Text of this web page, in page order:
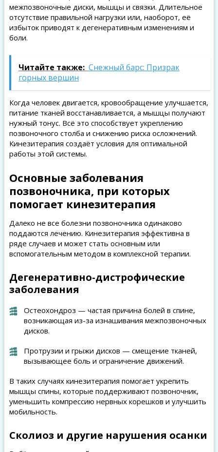
межпозвоночные диски, мышцы и связки. Длительное
отсутствие правильной нагрузки или, наоборот, её
избыток приводят к дегенеративным изменениям и
боли.
Читайте также: Снежный барс: Призрак
горных вершин
Когда человек двигается, кровообращение улучшается,
питание тканей восстанавливается, а мышцы получают
нужный тонус. Всё это способствует укреплению
позвоночного столба и снижению риска осложнений.
Кинезитерапия создаёт условия для оптимальной
работы этой системы.
Основные заболевания
позвоночника, при которых
помогает кинезитерапия
Далеко не все болезни позвоночника одинаково
поддаются лечению. Кинезитерапия эффективна в
ряде случаев и может стать основным или
вспомогательным методом в комплексной терапии.
Дегенеративно-дистрофические
заболевания
Остеохондроз — частая причина болей в спине,
возникающая из-за изнашивания межпозвоночных
дисков.
Протрузии и грыжи дисков — смещение тканей,
вызывающее боль и ограничение движений.
В таких случаях кинезитерапия помогает укрепить
мышцы спины, которые поддерживают позвоночник,
уменьшить компрессию нервных корешков и улучшить
мобильность.
Сколиоз и другие нарушения осанки